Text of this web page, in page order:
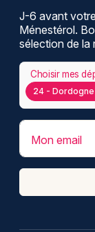
J-6 avant
Ménestérol.
sélection de la
24 - Dordogne
Choisir mes
Mon email